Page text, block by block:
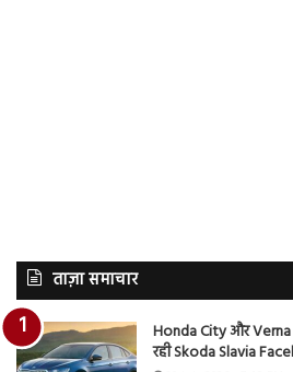
ताज़ा समाचार
Honda City और
रही Skoda Slavia